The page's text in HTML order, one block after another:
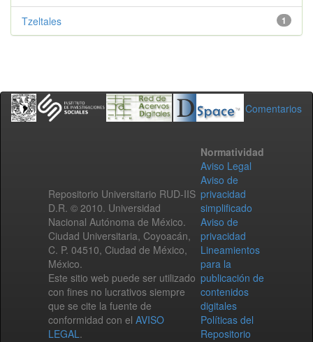
1
Tzeltales
Comentarios
Repositorio Universitario RUD-IIS
D.R. © 2010. Universidad
Nacional Autónoma de México.
Ciudad Universitaria, Coyoacán,
C. P. 04510, Ciudad de México,
México.
Este sitio web puede ser utilizado
con fines no lucrativos siempre
que se cite la fuente de
conformidad con el AVISO
LEGAL.
Normatividad
Aviso Legal
Aviso de
privacidad
simplificado
Aviso de
privacidad
Lineamientos
para la
publicación de
contenidos
digitales
Políticas del
Repositorio